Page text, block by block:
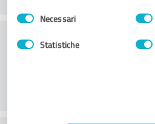
Selezione
del
Necessari
Statistiche Servizio